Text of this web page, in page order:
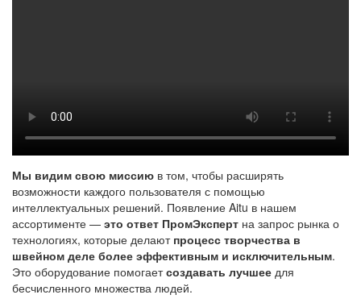
Мы видим свою миссию в том, чтобы расширять
возможности каждого пользователя с помощью
интеллектуальных решений. Появление Aitu в нашем
ассортименте — это ответ ПромЭксперт на запрос рынка о
технологиях, которые делаютпроцесс творчества в
швейном деле более эффективным и исключительным.
Это оборудование помогаетсоздавать лучшее для
бесчисленного множества людей.